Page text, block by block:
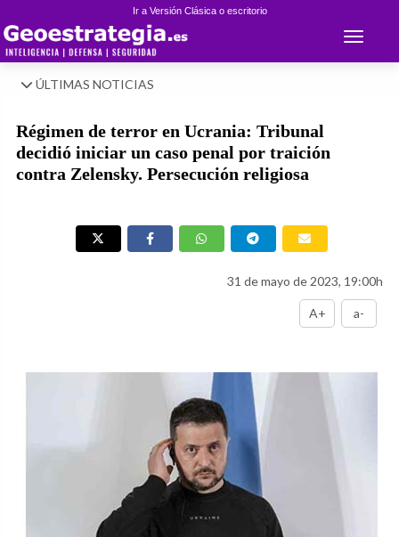
Ir a Versión Clásica o escritorio
Toggle
ÚLTIMAS NOTICIAS
Régimen de terror en Ucrania: Tribunal
decidió iniciar un caso penal por traición
contra Zelensky. Persecución religiosa
31 de mayo de 2023, 19:00h
A+ a-